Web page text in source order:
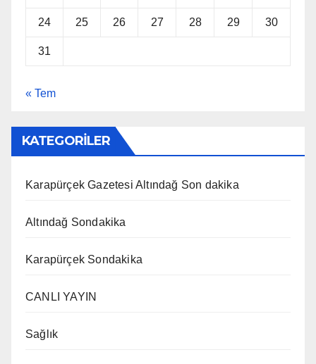
24 25 26 27 28 29 30
31
« Tem
KATEGORİLER
Karapürçek Gazetesi Altındağ Son dakika
Altındağ Sondakika
Karapürçek Sondakika
CANLI YAYIN
Sağlık